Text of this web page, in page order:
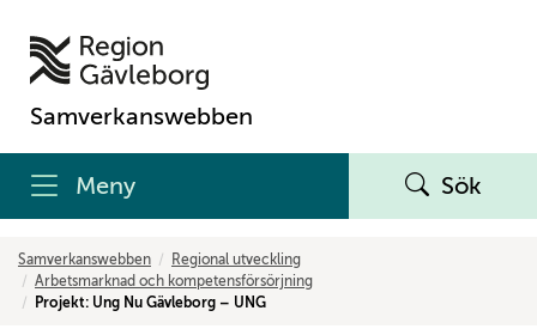
Samverkanswebben
Meny Sök
Samverkanswebben
Regional utveckling
Arbetsmarknad och kompetensförsörjning
Projekt: Ung Nu Gävleborg – UNG